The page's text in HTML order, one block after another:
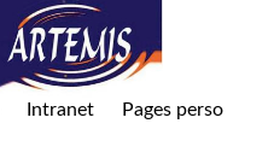
Intranet Pages perso